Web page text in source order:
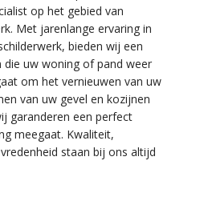
op het gebied van
Met jarenlange ervaring in
bieden wij een
die uw woning of pand weer
om het vernieuwen van uw
van uw gevel en kozijnen
garanderen een perfect
meegaat. Kwaliteit,
staan bij ons altijd